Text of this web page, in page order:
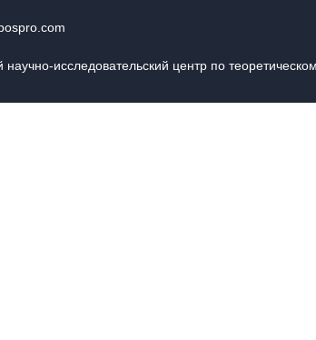
исследовательский центр по